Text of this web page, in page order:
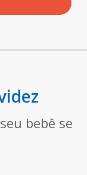
bebê se